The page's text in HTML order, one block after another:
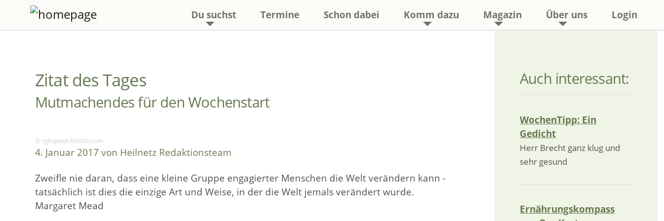
Du suchst Termine Schon dabei Komm dazu Magazin Über uns Login
Zitat des Tages
Mutmachendes für den Wochenstart
© rgbspace.fotolia.com
4. Januar 2017 von Heilnetz Redaktionsteam
Zweifle nie daran, dass eine kleine Gruppe engagierter Menschen die Welt verändern kann -
tatsächlich ist dies die einzige Art und Weise, in der die Welt jemals verändert wurde.
Margaret Mead
Auch interessant:
WochenTipp: Ein
Gedicht
Herr Brecht ganz klug und
sehr gesund
Ernährungskompass